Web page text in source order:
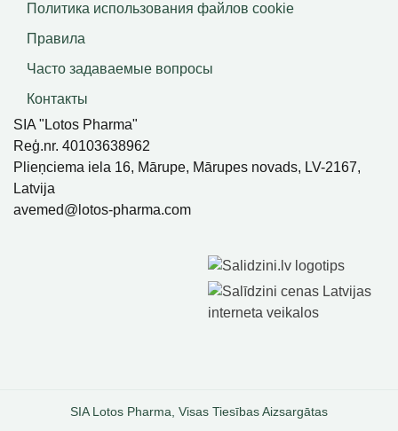
Политика использования файлов сookie
Правила
Часто задаваемые вопросы
Контакты
SIA "Lotos Pharma"
Reģ.nr. 40103638962
Plieņciema iela 16, Mārupe, Mārupes novads, LV-2167,
Latvija
avemed@lotos-pharma.com
SIA Lotos Pharma, Visas Tiesības Aizsargātas